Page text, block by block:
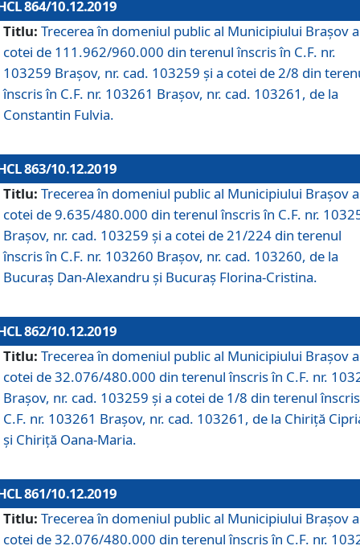
864/10.12.2019
Titlu: Trecerea în domeniul public al Municipiului Braşov a
cotei de 111.962/960.000 din terenul înscris în C.F. nr.
103259 Brașov, nr. cad. 103259 și a cotei de 2/8 din
înscris în C.F. nr. 103261 Brașov, nr. cad. 103261, de la
Constantin Fulvia.
863/10.12.2019
Titlu: Trecerea în domeniul public al Municipiului Braşov a
cotei de 9.635/480.000 din terenul înscris în C.F. nr.
Brașov, nr. cad. 103259 și a cotei de 21/224 din terenul
înscris în C.F. nr. 103260 Brașov, nr. cad. 103260, de la
Bucuraș Dan-Alexandru și Bucuraș Florina-Cristina.
862/10.12.2019
Titlu: Trecerea în domeniul public al Municipiului Braşov a
cotei de 32.076/480.000 din terenul înscris în C.F. nr.
Brașov, nr. cad. 103259 și a cotei de 1/8 din terenul
C.F. nr. 103261 Brașov, nr. cad. 103261, de la Chiriță
și Chiriță Oana-Maria.
861/10.12.2019
Titlu: Trecerea în domeniul public al Municipiului Braşov a
cotei de 32.076/480.000 din terenul înscris în C.F. nr.